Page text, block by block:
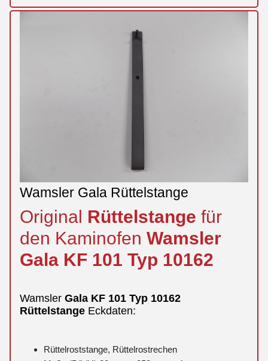
Wamsler Gala Rüttelstange
Original Rüttelstange für
den Kaminofen Wamsler
Gala KF 101 Typ 10162
Wamsler Gala KF 101 Typ 10162
Rüttelstange Eckdaten:
Rüttelroststange, Rüttelrostrechen